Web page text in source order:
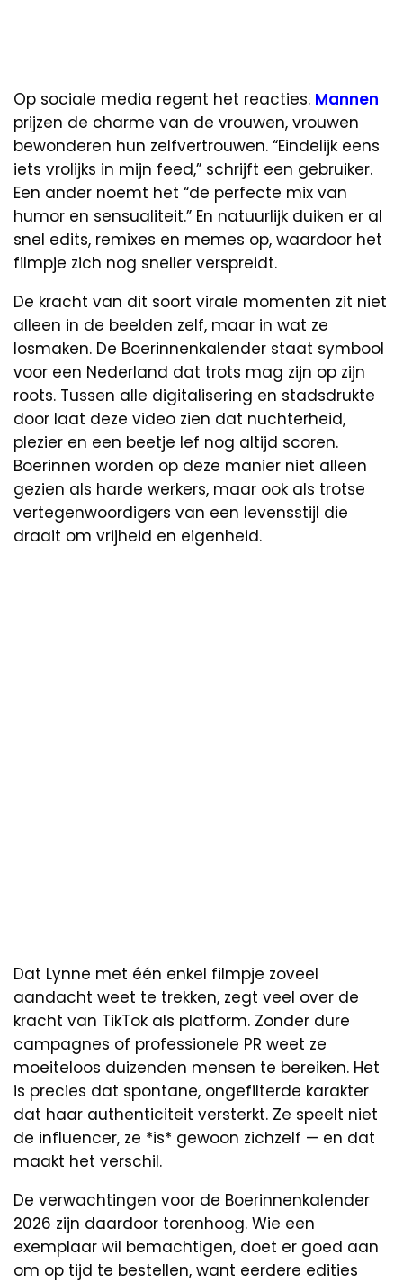
Op sociale media regent het reacties. Mannen
prijzen de charme van de vrouwen, vrouwen
bewonderen hun zelfvertrouwen. “Eindelijk eens
iets vrolijks in mijn feed,” schrijft een gebruiker.
Een ander noemt het “de perfecte mix van
humor en sensualiteit.” En natuurlijk duiken er al
snel edits, remixes en memes op, waardoor het
filmpje zich nog sneller verspreidt.
De kracht van dit soort virale momenten zit niet
alleen in de beelden zelf, maar in wat ze
losmaken. De Boerinnenkalender staat symbool
voor een Nederland dat trots mag zijn op zijn
roots. Tussen alle digitalisering en stadsdrukte
door laat deze video zien dat nuchterheid,
plezier en een beetje lef nog altijd scoren.
Boerinnen worden op deze manier niet alleen
gezien als harde werkers, maar ook als trotse
vertegenwoordigers van een levensstijl die
draait om vrijheid en eigenheid.
Dat Lynne met één enkel filmpje zoveel
aandacht weet te trekken, zegt veel over de
kracht van TikTok als platform. Zonder dure
campagnes of professionele PR weet ze
moeiteloos duizenden mensen te bereiken. Het
is precies dat spontane, ongefilterde karakter
dat haar authenticiteit versterkt. Ze speelt niet
de influencer, ze *is* gewoon zichzelf — en dat
maakt het verschil.
De verwachtingen voor de Boerinnenkalender
2026 zijn daardoor torenhoog. Wie een
exemplaar wil bemachtigen, doet er goed aan
om op tijd te bestellen, want eerdere edities